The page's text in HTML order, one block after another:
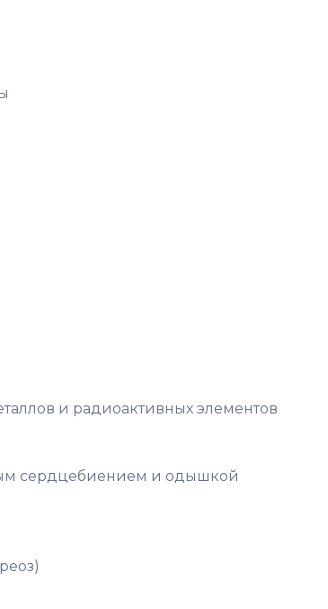
и радиоактивных элементов
сердцебиением и одышкой